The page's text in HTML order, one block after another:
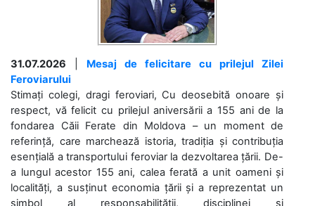
31.07.2026
Mesaj de felicitare cu prilejul Zilei
Feroviarului
Stimați colegi, dragi feroviari, Cu deosebită onoare și
respect, vă felicit cu prilejul aniversării a 155 ani de la
fondarea Căii Ferate din Moldova – un moment de
referință, care marchează istoria, tradiția și contribuția
esențială a transportului feroviar la dezvoltarea țării. De-
a lungul acestor 155 ani, calea ferată a unit oameni și
localități, a susținut economia țării și a reprezentat un
simbol al responsabilității, disciplinei și